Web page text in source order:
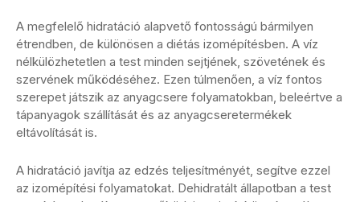
A megfelelő hidratáció alapvető fontosságú bármilyen
étrendben, de különösen a diétás izomépítésben. A víz
nélkülözhetetlen a test minden sejtjének, szövetének és
szervének működéséhez. Ezen túlmenően, a víz fontos
szerepet játszik az anyagcsere folyamatokban, beleértve a
tápanyagok szállítását és az anyagcseretermékek
eltávolítását is.
A hidratáció javítja az edzés teljesítményét, segítve ezzel
az izomépítési folyamatokat. Dehidratált állapotban a test